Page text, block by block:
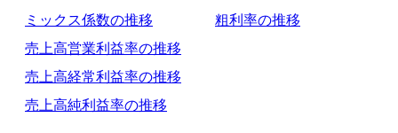
ミックス係数の推移
粗利率の推移
売上高営業利益率の推移
売上高経常利益率の推移
売上高純利益率の推移